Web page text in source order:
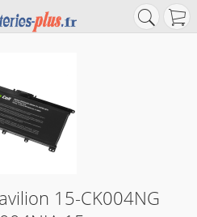
15-CK004NG